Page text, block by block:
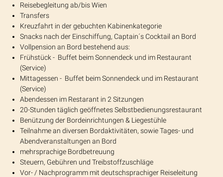
Reisebegleitung ab/bis Wien
Transfers
Kreuzfahrt in der gebuchten Kabinenkategorie
Snacks nach der Einschiffung, Captain´s Cocktail an Bord
Vollpension an Bord bestehend aus:
Frühstück - Buffet beim Sonnendeck und im Restaurant
(Service)
Mittagessen - Buffet beim Sonnendeck und im Restaurant
(Service)
Abendessen im Restarant in 2 Sitzungen
20-Stunden täglich geöffnetes Selbstbedienungsrestaurant
Benützung der Bordeinrichtungen & Liegestühle
Teilnahme an diversen Bordaktivitäten, sowie Tages- und
Abendveranstaltungen an Bord
mehrsprachige Bordbetreuung
Steuern, Gebühren und Treibstoffzuschläge
Vor- / Nachprogramm mit deutschsprachiger Reiseleitung